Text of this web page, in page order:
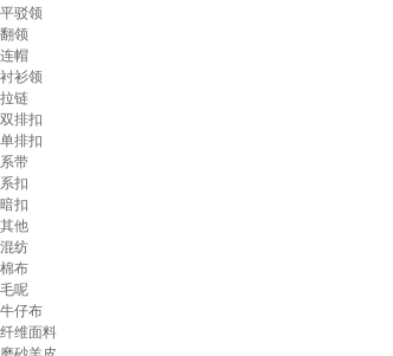
平驳领
翻领
连帽
衬衫领
拉链
双排扣
单排扣
系带
系扣
暗扣
其他
混纺
棉布
毛呢
牛仔布
纤维面料